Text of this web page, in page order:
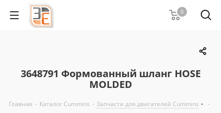
0
3648791 Формованный шланг HOSE
MOLDED
Главная - Каталог Cummins - Запчасти для двигателей Cummins
-